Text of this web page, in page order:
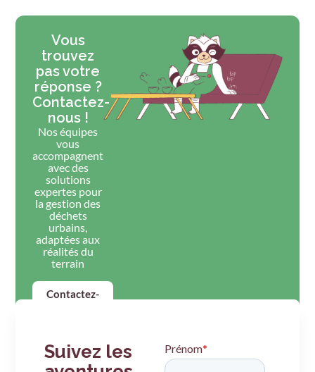
Vous
trouvez
pas votre
réponse ?
Contactez-
nous !
Nos équipes
vous
accompagnent
avec des
solutions
expertes pour
la gestion des
déchets
urbains,
adaptées aux
réalités du
terrain
Contactez-
Suivez les